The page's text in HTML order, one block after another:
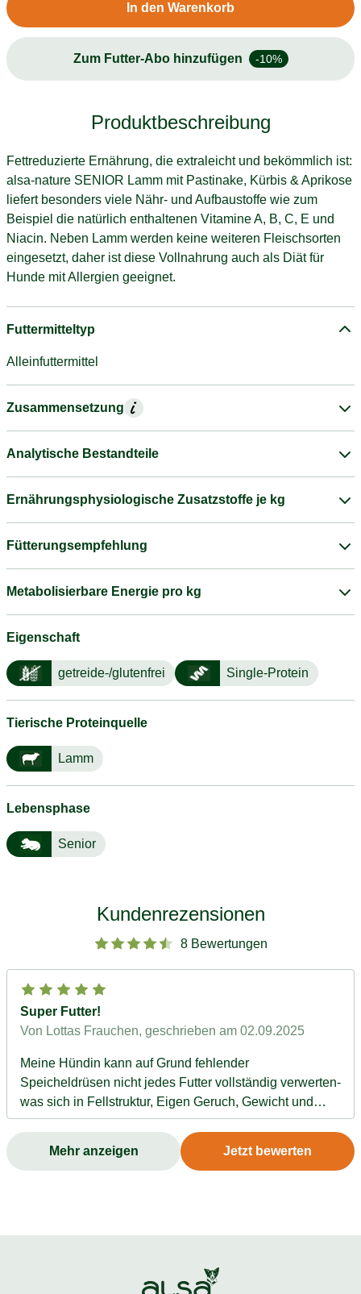
In den Warenkorb
Zum Futter-Abo hinzufügen -10%
Produktbeschreibung
Fettreduzierte Ernährung, die extraleicht und bekömmlich ist:
alsa-nature SENIOR Lamm mit Pastinake, Kürbis & Aprikose
liefert besonders viele Nähr- und Aufbaustoffe wie zum
Beispiel die natürlich enthaltenen Vitamine A, B, C, E und
Niacin. Neben Lamm werden keine weiteren Fleischsorten
eingesetzt, daher ist diese Vollnahrung auch als Diät für
Hunde mit Allergien geeignet.
Futtermitteltyp
Alleinfuttermittel
Zusammensetzung
Analytische Bestandteile
Ernährungsphysiologische Zusatzstoffe je kg
Fütterungsempfehlung
Metabolisierbare Energie pro kg
Eigenschaft
getreide-/glutenfrei Single-Protein
Tierische Proteinquelle
Lamm
Lebensphase
Senior
Kundenrezensionen
8 Bewertungen
Super Futter!
Von Lottas Frauchen, geschrieben am 02.09.2025
Meine Hündin kann auf Grund fehlender
Speicheldrüsen nicht jedes Futter vollständig verwerten-
was sich in Fellstruktur, Eigen Geruch, Gewicht und
Kotabsatz widerspiegelte. Seitdem ich auf dieses Futter
umgestellt habe, kann ich einen deutlichen Unterschied
erkennen! Ich bin bisher mehr als zufrieden und meiner
& Kaninchen.
Mehr anzeigen Jetzt bewerten